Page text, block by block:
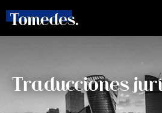
Traducciones